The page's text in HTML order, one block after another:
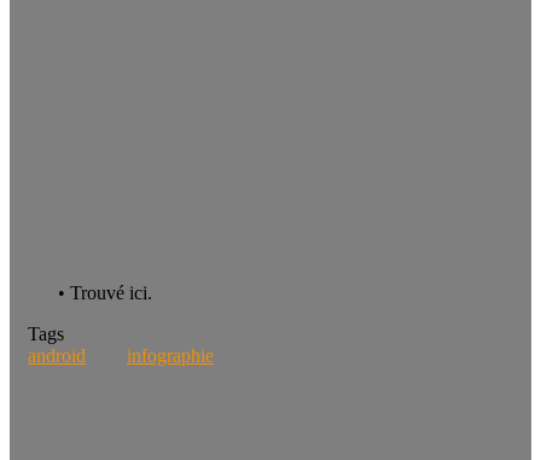
• Trouvé ici.
Tags
android
infographie